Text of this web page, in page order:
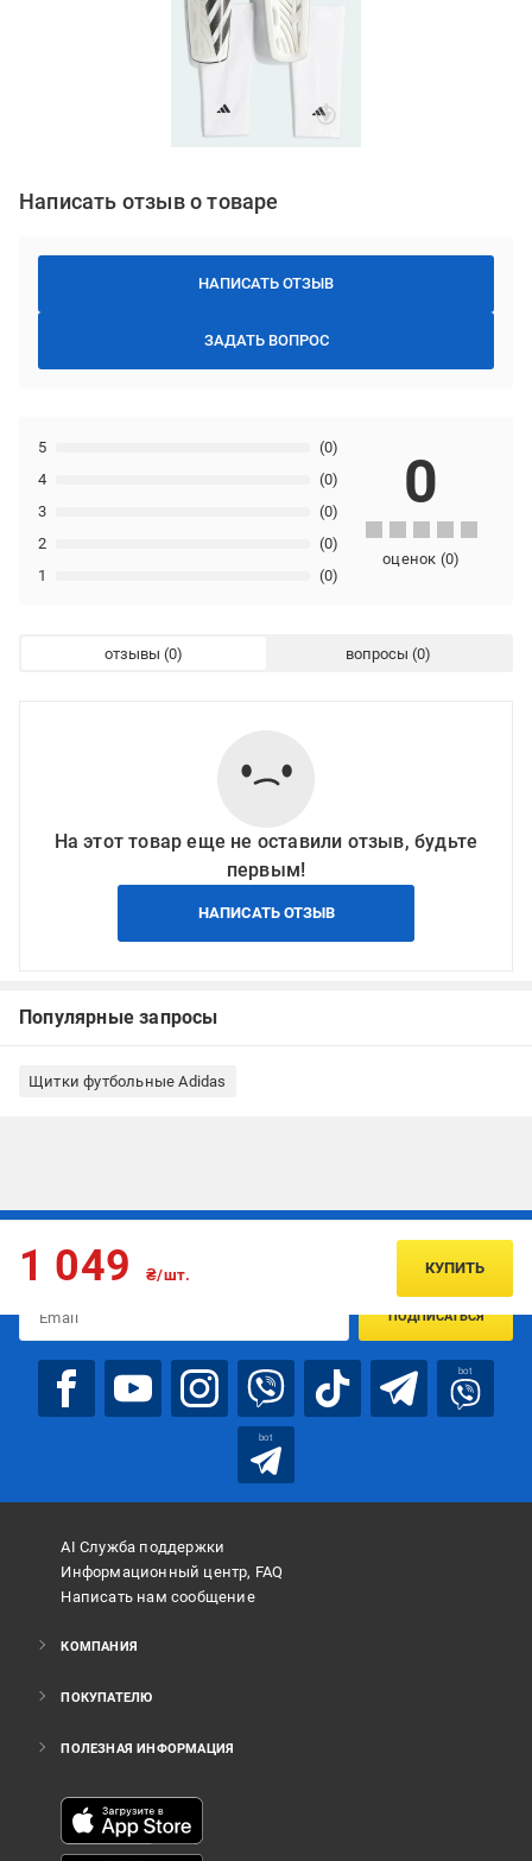
Написать отзыв о товаре
НАПИСАТЬ ОТЗЫВ
ЗАДАТЬ ВОПРОС
1 (0)
2 (0)
3 (0)
4 (0)
5 (0)
0
оценок (0)
отзывы вопросы
На этот товар еще не оставили отзыв, будьте
первым!
НАПИСАТЬ ОТЗЫВ
Популярные запросы
Щитки футбольные Adidas
1 049 ₴/шт. КУПИТЬ
Подписывайтесь, чтобы узнавать первым об акцияx и
ПОДПИСАТЬСЯ
bot
bot
AI Служба поддержки
Информационный центр, FAQ
Написать нам сообщение
КОМПАНИЯ
ПОКУПАТЕЛЮ
ПОЛЕЗНАЯ ИНФОРМАЦИЯ